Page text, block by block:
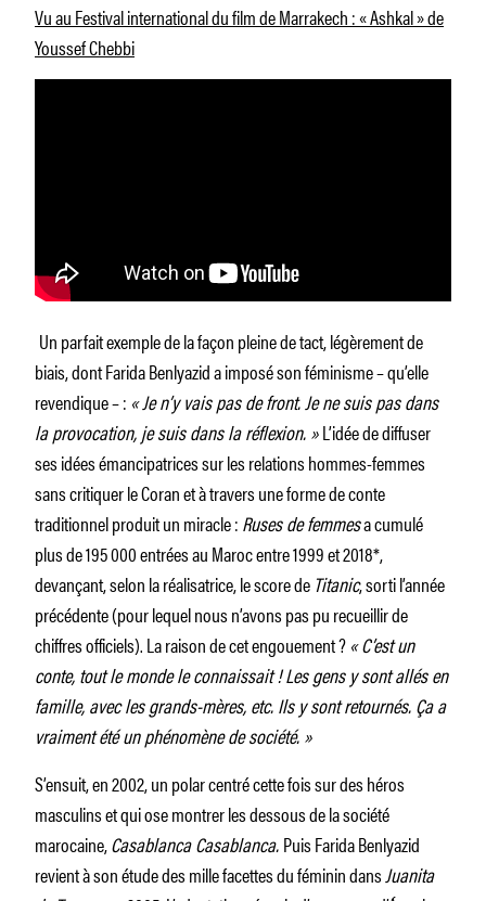
Vu au Festival international du film de Marrakech : « Ashkal » de
Youssef Chebbi
Un parfait exemple de la façon pleine de tact, légèrement de
biais, dont Farida Benlyazid a imposé son féminisme – qu’elle
revendique – : « Je n’y vais pas de front. Je ne suis pas dans
la provocation, je suis dans la réflexion. »L’idée de diffuser
ses idées émancipatrices sur les relations hommes-femmes
sans critiquer le Coran et à travers une forme de conte
traditionnel produit un miracle :Ruses de femmesa cumulé
plus de 195 000 entrées au Maroc entre 1999 et 2018*,
devançant, selon la réalisatrice, le score de Titanic, sorti l’année
précédente (pour lequel nous n’avons pas pu recueillir de
chiffres officiels). La raison de cet engouement ?« C’est un
conte, tout le monde le connaissait ! Les gens y sont allés en
famille, avec les grands-mères, etc. Ils y sont retournés. Ça a
vraiment été un phénomène de société. »
S’ensuit, en 2002, un polar centré cette fois sur des héros
masculins et qui ose montrer les dessous de la société
marocaine,Casablanca Casablanca.Puis Farida Benlyazid
revient à son étude des mille facettes du féminin dansJuanita